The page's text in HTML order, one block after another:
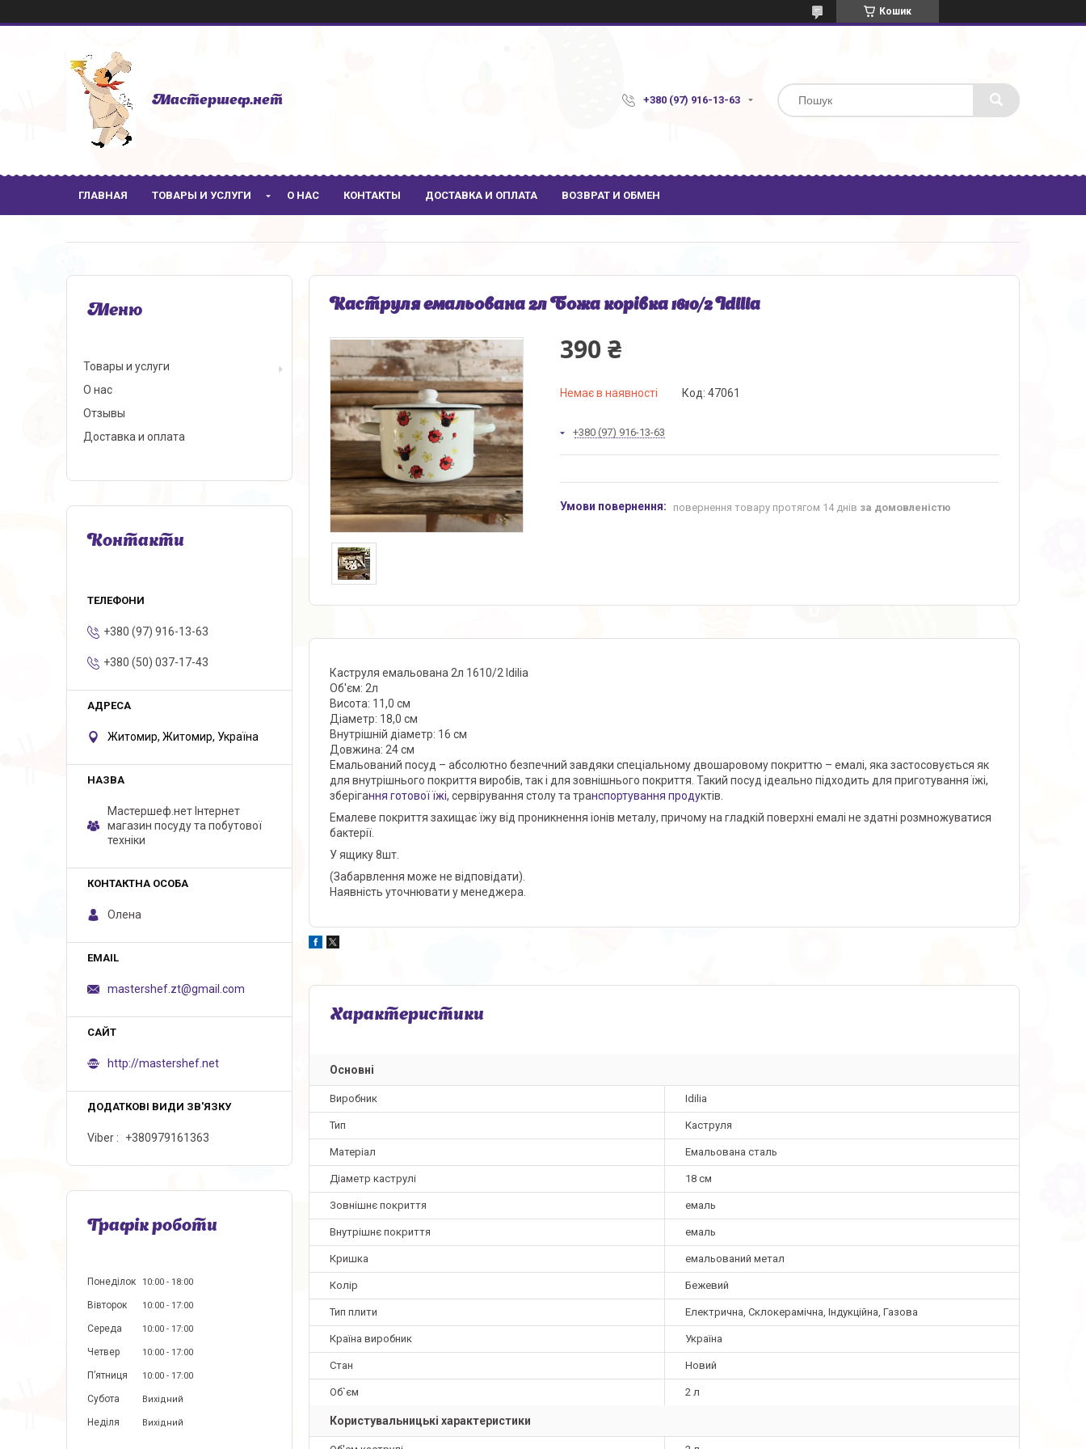
Кошик
Мастершеф.нет +380 (97) 916-13-63
ГЛАВНАЯ ТОВАРЫ И УСЛУГИ О НАС КОНТАКТЫ ДОСТАВКА И ОПЛАТА ВОЗВРАТ И ОБМЕН
Каструля емальована 2л Божа корівка 1610/2 Idilia
390 ₴
Немає в наявності Код: 47061
+380 (97) 916-13-63
повернення товару протягом 14 днів за домовленістю
Каструля емальована 2л 1610/2 Idilia
Об'єм: 2л
Висота: 11,0 см
Діаметр: 18,0 см
Внутрішній діаметр: 16 см
Довжина: 24 см
Емальований посуд – абсолютно безпечний завдяки спеціальному двошаровому покриттю – емалі, яка застосовується як
для внутрішнього покриття виробів, так і для зовнішнього покриття. Такий посуд ідеально підходить для приготування їжі,
зберігання готової їжі, сервірування столу та транспортування продуктів.
Емалеве покриття захищає їжу від проникнення іонів металу, причому на гладкій поверхні емалі не здатні розмножуватися
бактерії.
У ящику 8шт.
(Забарвлення може не відповідати).
Наявність уточнювати у менеджера.
Характеристики
Основні
Виробник Idilia
Тип Каструля
Матеріал Емальована сталь
Діаметр каструлі 18 см
Зовнішнє покриття емаль
Внутрішнє покриття емаль
Кришка емальований метал
Колір Бежевий
Тип плити Електрична, Склокерамічна, Індукційна, Газова
Країна виробник Україна
Стан Новий
Об`єм 2 л
Користувальницькі характеристики
Товары и услуги
О нас
Отзывы
Доставка и оплата
Контакти
+380 (97) 916-13-63
+380 (50) 037-17-43
Житомир, Житомир, Україна
Мастершеф.нет Iнтернет
магазин посуду та побутової
техніки
Олена
mastershef.zt@gmail.com
http://mastershef.net
Viber +380979161363
Графік роботи
Понеділок 10:00 18:00
Вівторок 10:00 17:00
Середа 10:00 17:00
Четвер 10:00 17:00
Пʼятниця 10:00 17:00
Субота Вихідний
Неділя Вихідний